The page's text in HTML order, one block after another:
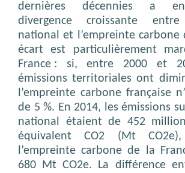
dernières décennies a
divergence croissante entre
national et l’empreinte carbone
écart est particulièrement
France : si, entre 2000 et
émissions territoriales ont
l’empreinte carbone française
de 5 %. En 2014, les émissions
national étaient de 452
équivalent CO2 (Mt
l’empreinte carbone de la
680 Mt CO2e. La différence